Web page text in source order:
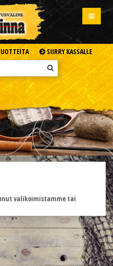
SIIRRY KASSALLE
valikoimistamme tai